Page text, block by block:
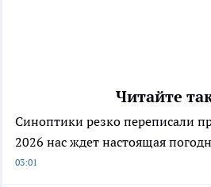
Читайте
Синоптики резко переписали
2026 нас ждет настоящая
03:01